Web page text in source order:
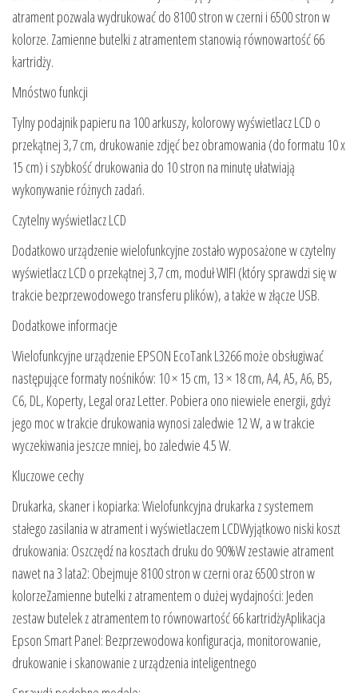
atrament pozwala wydrukować do 8100 stron w czerni i 6500 stron w
kolorze. Zamienne butelki z atramentem stanowią równowartość 66
kartridży.
Mnóstwo funkcji
Tylny podajnik papieru na 100 arkuszy, kolorowy wyświetlacz LCD o
przekątnej 3,7 cm, drukowanie zdjęć bez obramowania (do formatu 10 x
15 cm) i szybkość drukowania do 10 stron na minutę ułatwiają
wykonywanie różnych zadań.
Czytelny wyświetlacz LCD
Dodatkowo urządzenie wielofunkcyjne zostało wyposażone w czytelny
wyświetlacz LCD o przekątnej 3,7 cm, moduł WIFI (który sprawdzi się w
trakcie bezprzewodowego transferu plików), a także w złącze USB.
Dodatkowe informacje
Wielofunkcyjne urządzenie EPSON EcoTank L3266 może obsługiwać
następujące formaty nośników: 10 × 15 cm, 13 × 18 cm, A4, A5, A6, B5,
C6, DL, Koperty, Legal oraz Letter. Pobiera ono niewiele energii, gdyż
jego moc w trakcie drukowania wynosi zaledwie 12 W, a w trakcie
wyczekiwania jeszcze mniej, bo zaledwie 4.5 W.
Kluczowe cechy
Drukarka, skaner i kopiarka: Wielofunkcyjna drukarka z systemem
stałego zasilania w atrament i wyświetlaczem LCDWyjątkowo niski koszt
drukowania: Oszczędź na kosztach druku do 90%W zestawie atrament
nawet na 3 lata2: Obejmuje 8100 stron w czerni oraz 6500 stron w
kolorzeZamienne butelki z atramentem o dużej wydajności: Jeden
zestaw butelek z atramentem to równowartość 66 kartridżyAplikacja
Epson Smart Panel: Bezprzewodowa konfiguracja, monitorowanie,
drukowanie i skanowanie z urządzenia inteligentnego